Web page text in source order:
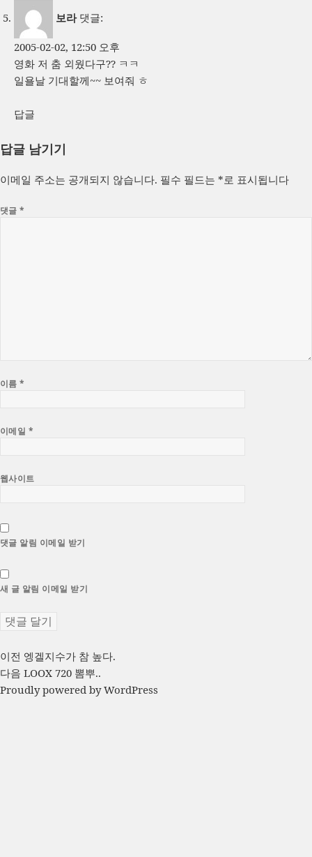
보라 댓글:
2005-02-02, 12:50 오후
영화 저 춤 외웠다구?? ㅋㅋ
일욜날 기대할께~~ 보여줘 ㅎ
답글
답글 남기기
이메일 주소는 공개되지 않습니다. 필수 필드는 *로 표시됩니다
댓글*
이름*
이메일 *
웹사이트
댓글 알림 이메일 받기
새 글 알림 이메일 받기
글
탐
이전 이
전
글:
엥겔지수가 참 높다.
다음 다
음
LOOX 720 뽐뿌..
Proudly powered by WordPress